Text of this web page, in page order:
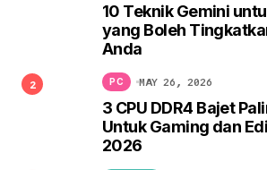
10 Teknik Gemini
yang Boleh
Anda
3 CPU DDR4 Bajet
Untuk Gaming dan
2026
PC MAY 26, 2026